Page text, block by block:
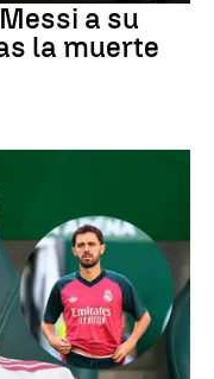
a su
la muerte